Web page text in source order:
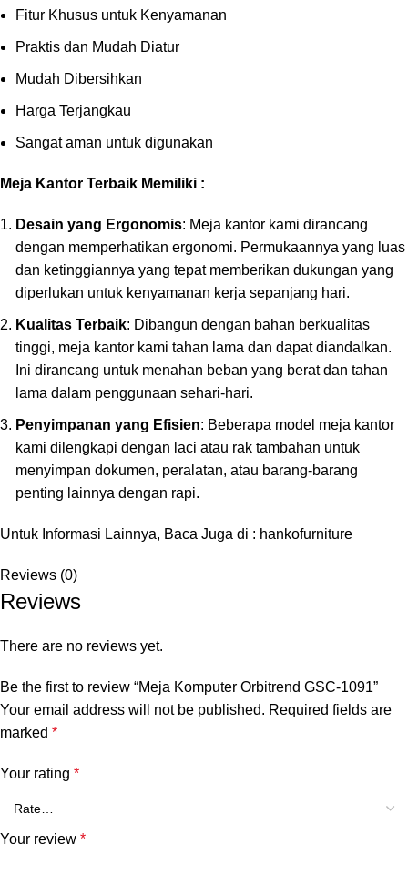
Fitur Khusus untuk Kenyamanan
Praktis dan Mudah Diatur
Mudah Dibersihkan
Harga Terjangkau
Sangat aman untuk digunakan
Meja Kantor Terbaik Memiliki :
Desain yang Ergonomis: Meja kantor kami dirancang
dengan memperhatikan ergonomi. Permukaannya yang luas
dan ketinggiannya yang tepat memberikan dukungan yang
diperlukan untuk kenyamanan kerja sepanjang hari.
Kualitas Terbaik: Dibangun dengan bahan berkualitas
tinggi, meja kantor kami tahan lama dan dapat diandalkan.
Ini dirancang untuk menahan beban yang berat dan tahan
lama dalam penggunaan sehari-hari.
Penyimpanan yang Efisien: Beberapa model meja kantor
kami dilengkapi dengan laci atau rak tambahan untuk
menyimpan dokumen, peralatan, atau barang-barang
penting lainnya dengan rapi.
Untuk Informasi Lainnya, Baca Juga di : hankofurniture
Reviews (0)
Reviews
There are no reviews yet.
Be the first to review “Meja Komputer Orbitrend GSC-1091”
Your email address will not be published. Required fields are
marked *
Your rating *
Your review *